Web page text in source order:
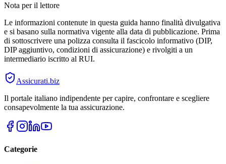
Nota per il lettore
Le informazioni contenute in questa guida hanno finalità divulgativa
e si basano sulla normativa vigente alla data di pubblicazione. Prima
di sottoscrivere una polizza consulta il fascicolo informativo (DIP,
DIP aggiuntivo, condizioni di assicurazione) e rivolgiti a un
intermediario iscritto al RUI.
Assicurati.biz
Il portale italiano indipendente per capire, confrontare e scegliere
consapevolmente la tua assicurazione.
Categorie